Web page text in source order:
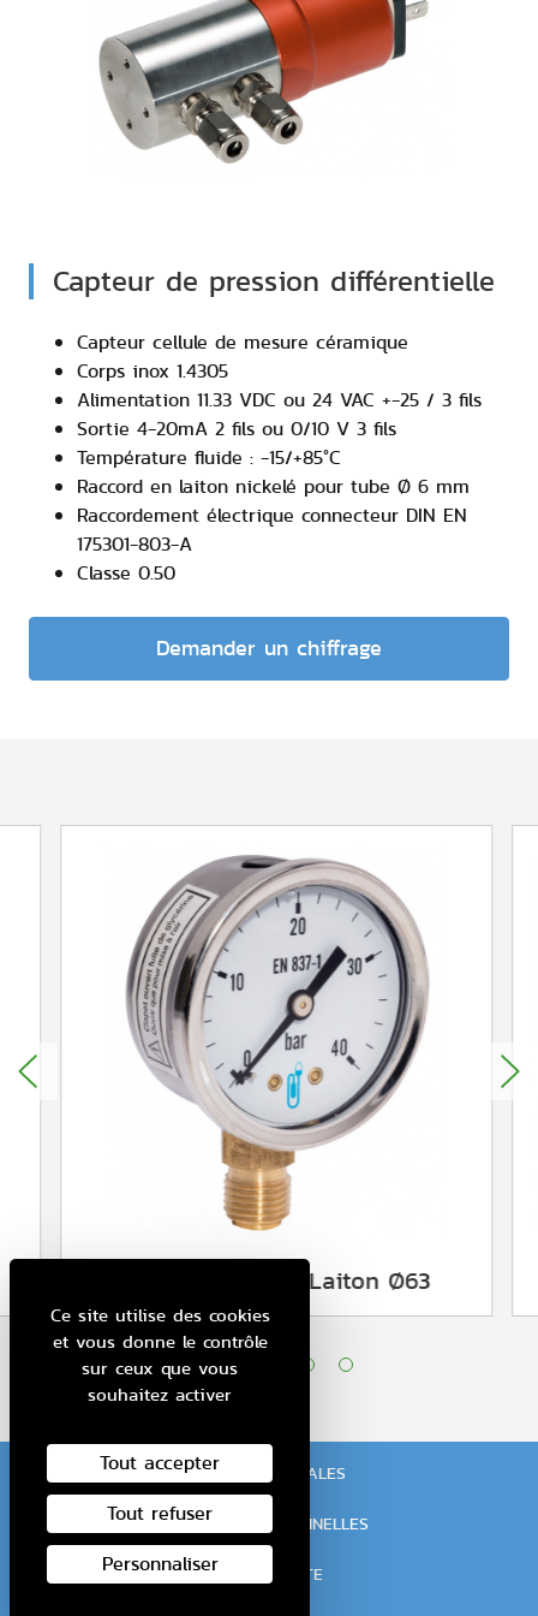
Capteur de pression différentielle
Capteur cellule de mesure céramique
Corps inox 1.4305
Alimentation 11.33 VDC ou 24 VAC +-25 / 3 fils
Sortie 4-20mA 2 fils ou 0/10 V 3 fils
Température fluide : -15/+85°C
Raccord en laiton nickelé pour tube Ø 6 mm
Raccordement électrique connecteur DIN EN
175301-803-A
Classe 0.50
Demander un chiffrage
Manomètre Inox Laiton Ø63
MENTIONS LÉGALES
-
DONNÉES PERSONNELLES
-
PLAN DU SITE
Ce site utilise des cookies
et vous donne le contrôle
sur ceux que vous
souhaitez activer
Tout accepter
Tout refuser
Personnaliser